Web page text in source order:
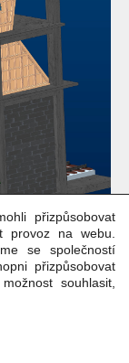
přizpůsobovat
provoz na webu.
se společností
přizpůsobovat
souhlasit,